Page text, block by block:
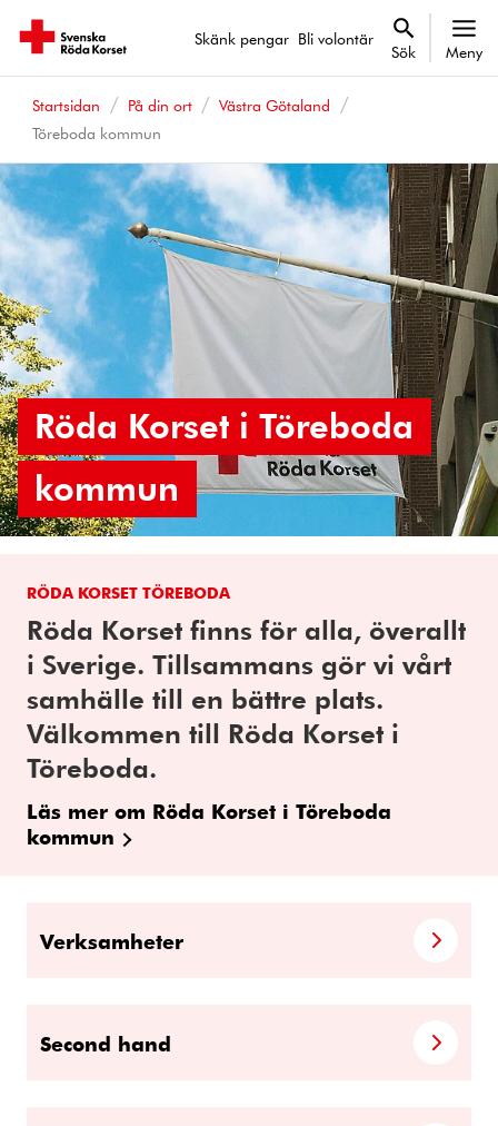
Skänk pengar Bli volontär
Sök Meny
Startsidan På din ort
Västra Götaland
Töreboda kommun
Röda Korset i Töreboda
kommun
RÖDA KORSET TÖREBODA
Röda Korset finns för alla, överallt
i Sverige. Tillsammans gör vi vårt
samhälle till en bättre plats.
Välkommen till Röda Korset i
Töreboda.
Läs mer om Röda Korset i Töreboda
kommun
Verksamheter
Second hand